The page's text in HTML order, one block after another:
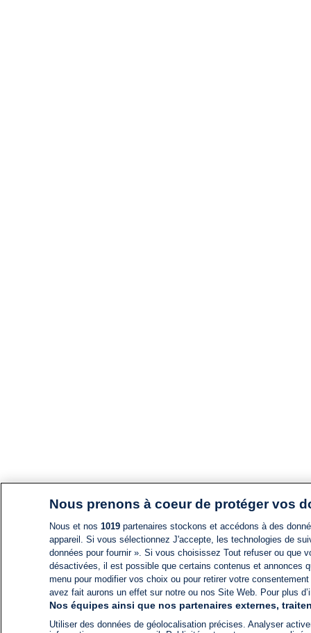
Nous prenons à coeur de protéger vos
Nous et nos 1019partenaires stockons et accédons à des
appareil. Si vous sélectionnez J'accepte, les technologies de
données pour fournir ». Si vous choisissez Tout refuser ou
désactivées, il est possible que certains contenus et annonces
menu pour modifier vos choix ou pour retirer votre
avez fait aurons un effet sur notre ou nos Site Web. Pour plus
Nos équipes ainsi que nos partenaires externes,
Utiliser des données de géolocalisation précises. Analyser